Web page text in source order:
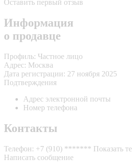
Оставить первый отзыв
Информация
о продавце
Профиль: Частное лицо
Адрес: Москва
Дата регистрации: 27 ноября 2025
Подтверждения
Адрес электронной почты
Номер телефона
Контакты
Телефон: +7 (910) ******* Показать
Написать сообщение